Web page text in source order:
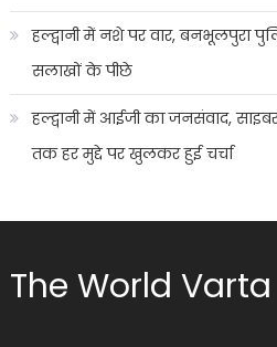
हल्द्वानी में नशे पर वार, बनभूलपुरा
सलाखों के पीछे
हल्द्वानी में आईजी का जनसंवाद,
तक हर मुद्दे पर खुलकर हुई चर्चा
The World Varta